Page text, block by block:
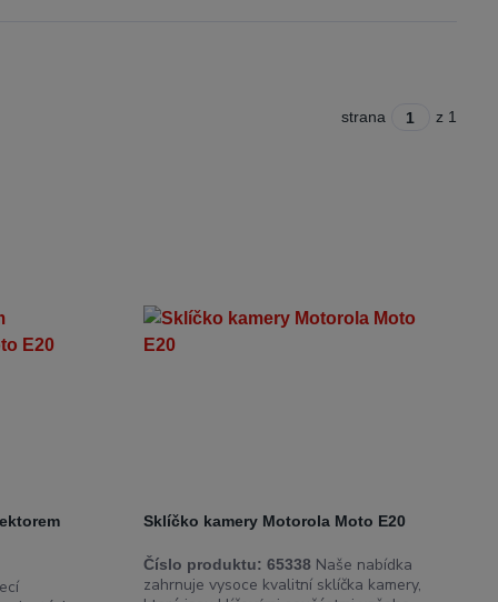
strana z 1
Sklíčko kamery Motorola Moto E20
Číslo produktu: 65338 Naše nabídka
zahrnuje vysoce kvalitní sklíčka kamery,